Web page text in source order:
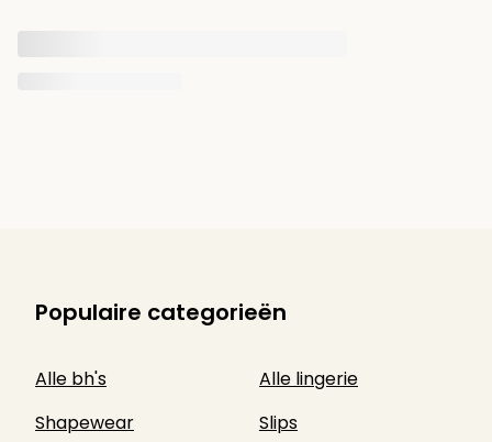
Populaire categorieën
Alle bh's
Alle lingerie
Shapewear
Slips